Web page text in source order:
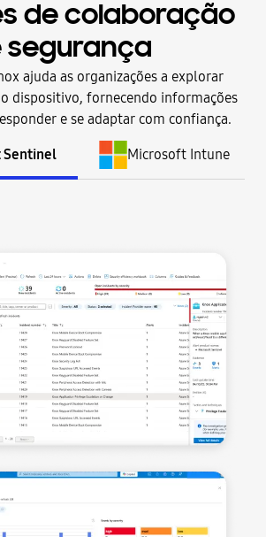
de colaboração
segurança
ajuda as organizações a explorar
dispositivo, fornecendo informações
e se adaptar com confiança.
Sentinel Microsoft Intune